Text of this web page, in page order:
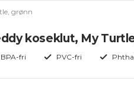
grønn
koseklut, My
BPA-fri PVC-fri